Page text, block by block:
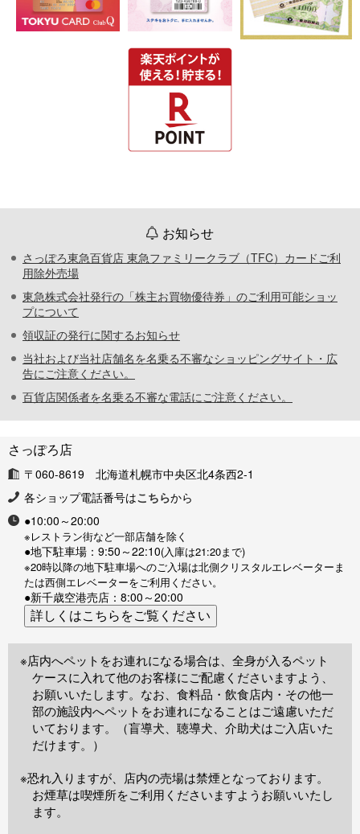
お知らせ
さっぽろ東急百貨店 東急ファミリークラブ（TFC）カードご利
用除外売場
東急株式会社発行の「株主お買物優待券」のご利用可能ショッ
プについて
領収証の発行に関するお知らせ
当社および当社店舗名を名乗る不審なショッピングサイト・広
告にご注意ください。
百貨店関係者を名乗る不審な電話にご注意ください。
さっぽろ店
〒060-8619 北海道札幌市中央区北4条西2-1
各ショップ電話番号はこちらから
●10:00～20:00
※レストラン街など一部店舗を除く
●地下駐車場：9:50～22:10(入庫は21:20まで)
※20時以降の地下駐車場へのご入場は北側クリスタルエレベーターま
たは西側エレベーターをご利用ください。
●新千歳空港売店：8:00～20:00
※店内へペットをお連れになる場合は、全身が入るペット
ケースに入れて他のお客様にご配慮くださいますよう、
お願いいたします。なお、食料品・飲食店内・その他一
部の施設内へペットをお連れになることはご遠慮いただ
いております。（盲導犬、聴導犬、介助犬はご入店いた
だけます。）
※恐れ入りますが、店内の売場は禁煙となっております。
お煙草は喫煙所をご利用くださいますようお願いいたし
ます。